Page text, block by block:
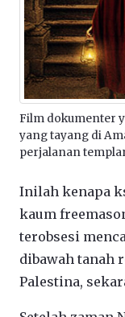
Film dokumenter
yang tayang di
perjalanan
Inilah kenapa
kaum
terobsesi
dibawah tanah
Palestina,